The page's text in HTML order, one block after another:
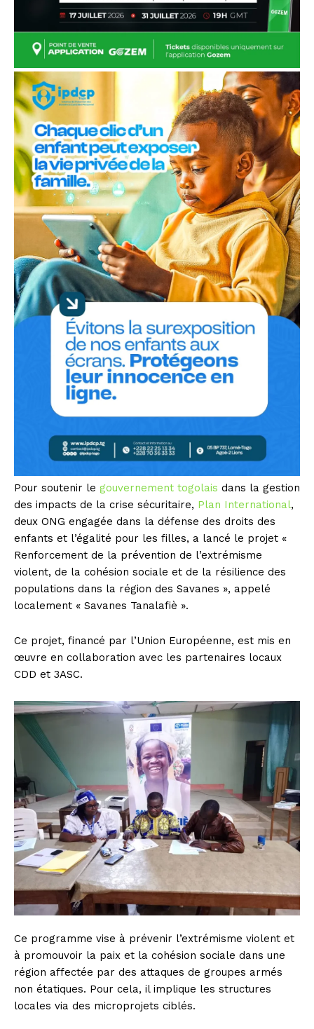
Pour soutenir le gouvernement togolais dans la gestion
des impacts de la crise sécuritaire, Plan International,
deux ONG engagée dans la défense des droits des
enfants et l’égalité pour les filles, a lancé le projet «
Renforcement de la prévention de l’extrémisme
violent, de la cohésion sociale et de la résilience des
populations dans la région des Savanes », appelé
localement « Savanes Tanalafiè ».
Ce projet, financé par l’Union Européenne, est mis en
œuvre en collaboration avec les partenaires locaux
CDD et 3ASC.
Ce programme vise à prévenir l’extrémisme violent et
à promouvoir la paix et la cohésion sociale dans une
région affectée par des attaques de groupes armés
non étatiques. Pour cela, il implique les structures
locales via des microprojets ciblés.